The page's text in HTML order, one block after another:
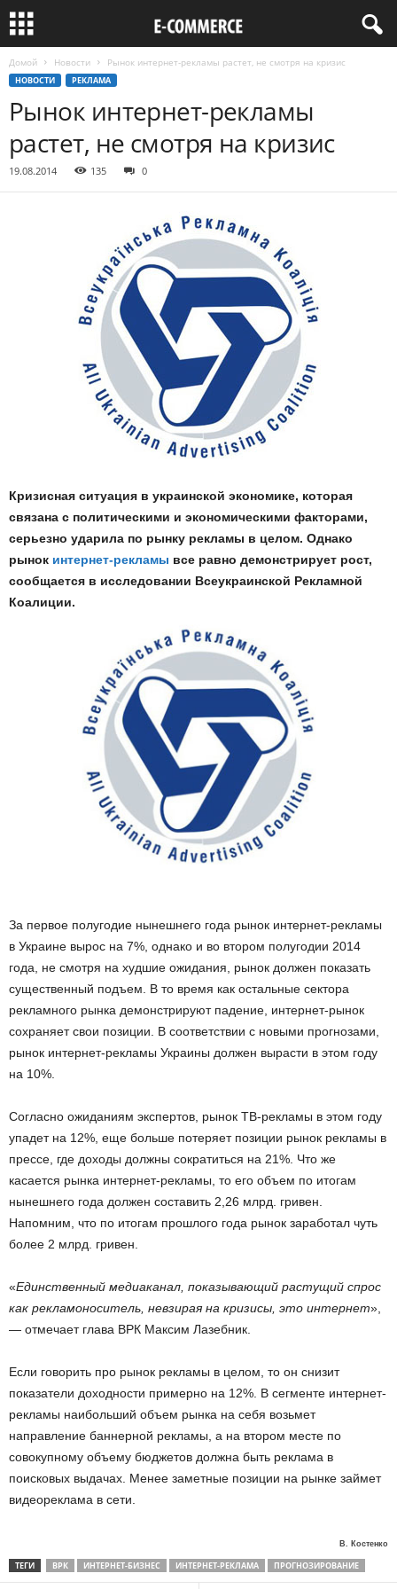
Домой Новости Рынок интернет-рекламы растет, не смотря на кризис
НОВОСТИ РЕКЛАМА
Рынок интернет-рекламы
растет, не смотря на кризис
19.08.2014 135 0
Кризисная ситуация в украинской экономике, которая
связана с политическими и экономическими факторами,
серьезно ударила по рынку рекламы в целом. Однако
рынок интернет-рекламы все равно демонстрирует рост,
сообщается в исследовании Всеукраинской Рекламной
Коалиции.
За первое полугодие нынешнего года рынок интернет-рекламы
в Украине вырос на 7%, однако и во втором полугодии 2014
года, не смотря на худшие ожидания, рынок должен показать
существенный подъем. В то время как остальные сектора
рекламного рынка демонстрируют падение, интернет-рынок
сохраняет свои позиции. В соответствии с новыми прогнозами,
рынок интернет-рекламы Украины должен вырасти в этом году
на 10%.
Согласно ожиданиям экспертов, рынок ТВ-рекламы в этом году
упадет на 12%, еще больше потеряет позиции рынок рекламы в
прессе, где доходы должны сократиться на 21%. Что же
касается рынка интернет-рекламы, то его объем по итогам
нынешнего года должен составить 2,26 млрд. гривен.
Напомним, что по итогам прошлого года рынок заработал чуть
более 2 млрд. гривен.
«Единственный медиаканал, показывающий растущий спрос
как рекламоноситель, невзирая на кризисы, это интернет»,
— отмечает глава ВРК Максим Лазебник.
Если говорить про рынок рекламы в целом, то он снизит
показатели доходности примерно на 12%. В сегменте интернет-
рекламы наибольший объем рынка на себя возьмет
направление баннерной рекламы, а на втором месте по
совокупному объему бюджетов должна быть реклама в
поисковых выдачах. Менее заметные позиции на рынке займет
видеореклама в сети.
В. Костенко
ТЕГИ ВРК ИНТЕРНЕТ-БИЗНЕС ИНТЕРНЕТ-РЕКЛАМА ПРОГНОЗИРОВАНИЕ